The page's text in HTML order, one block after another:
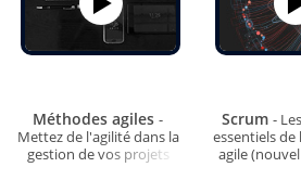
Méthodes agiles -
Mettez de l'agilité dans la
gestion de vos projets
Scrum -
essentiels
agile